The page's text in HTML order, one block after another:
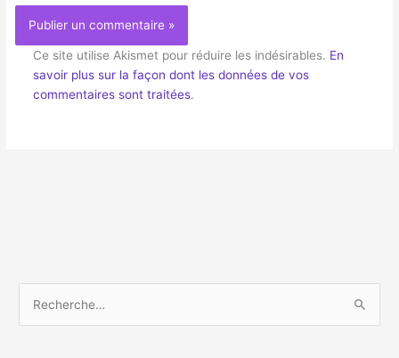
Ce site utilise Akismet pour réduire les indésirables. En
savoir plus sur la façon dont les données de vos
commentaires sont traitées.